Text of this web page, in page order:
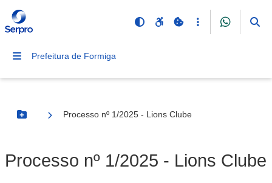
Prefeitura de Formiga
Botão Menu
Processo nº 1/2025 - Lions Clube
Processo nº 1/2025 - Lions Clube